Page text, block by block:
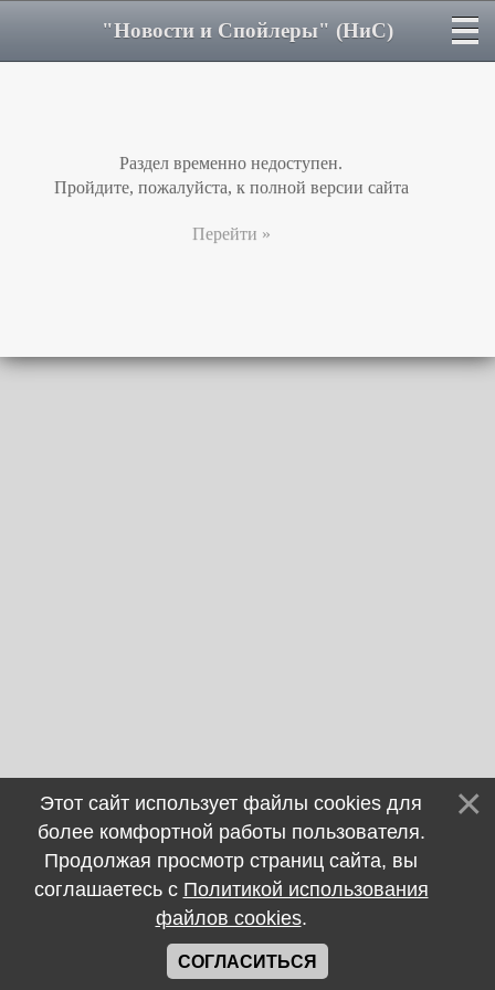
"Новости и Спойлеры" (НиС)
Раздел временно недоступен.
Пройдите, пожалуйста, к полной версии сайта
Перейти »
Этот сайт использует файлы cookies для
более комфортной работы пользователя.
Продолжая просмотр страниц сайта, вы
соглашаетесь с Политикой использования
файлов cookies.
СОГЛАСИТЬСЯ